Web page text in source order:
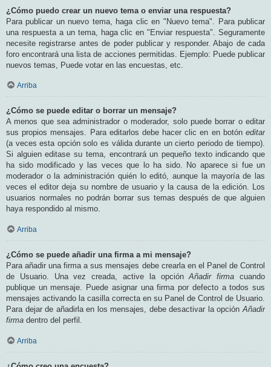
¿Cómo puedo crear un nuevo tema o enviar una respuesta?
Para publicar un nuevo tema, haga clic en "Nuevo tema". Para publicar
una respuesta a un tema, haga clic en "Enviar respuesta". Seguramente
necesite registrarse antes de poder publicar y responder. Abajo de cada
foro encontrará una lista de acciones permitidas. Ejemplo: Puede publicar
nuevos temas, Puede votar en las encuestas, etc.
Arriba
¿Cómo se puede editar o borrar un mensaje?
A menos que sea administrador o moderador, solo puede borrar o editar
sus propios mensajes. Para editarlos debe hacer clic en en botón editar
(a veces esta opción solo es válida durante un cierto periodo de tiempo).
Si alguien editase su tema, encontrará un pequeño texto indicando que
ha sido modificado y las veces que lo ha sido. No aparece si fue un
moderador o la administración quién lo editó, aunque la mayoría de las
veces el editor deja su nombre de usuario y la causa de la edición. Los
usuarios normales no podrán borrar sus temas después de que alguien
haya respondido al mismo.
Arriba
¿Cómo se puede añadir una firma a mi mensaje?
Para añadir una firma a sus mensajes debe crearla en el Panel de Control
de Usuario. Una vez creada, active la opciónAñadir firma cuando
publique un mensaje. Puede asignar una firma por defecto a todos sus
mensajes activando la casilla correcta en su Panel de Control de Usuario.
Para dejar de añadirla en los mensajes, debe desactivar la opciónAñadir
firma dentro del perfil.
Arriba